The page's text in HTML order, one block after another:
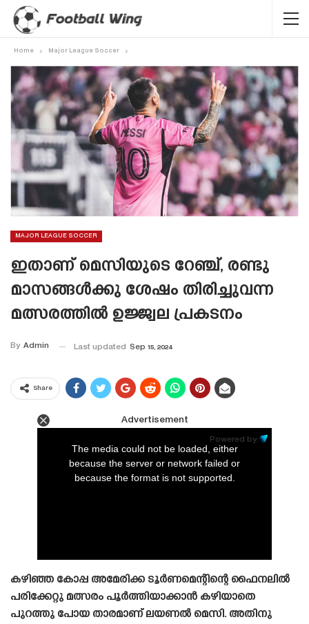
Home Major League Soccer
MAJOR LEAGUE SOCCER
ഇതാണ് മെസിയുടെ റേഞ്ച്, രണ്ടു
മാസങ്ങൾക്കു ശേഷം തിരിച്ചുവന്ന
മത്സരത്തിൽ ഉജ്ജ്വല പ്രകടനം
By Admin Last updated Sep 15, 2024
Share
Advertisement
Powered by:
The media could not be loaded, either
because the server or network failed or
because the format is not supported.
കഴിഞ്ഞ കോപ്പ അമേരിക്ക ടൂർണമെന്റിന്റെ ഫൈനലിൽ
പരിക്കേറ്റു മത്സരം പൂർത്തിയാക്കാൻ കഴിയാതെ
പുറത്തു പോയ താരമാണ് ലയണൽ മെസി. അതിനു